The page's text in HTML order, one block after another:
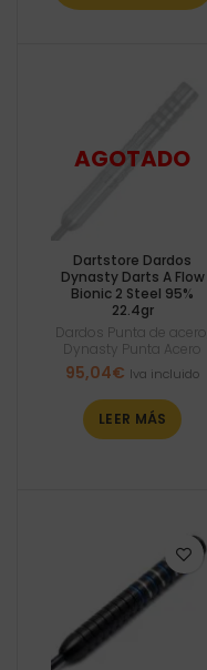
Dartstore Dardos
Dynasty Darts A Flow
Bionic 2 Steel 95%
22.4gr
Dardos Punta de acero
Dynasty Punta Acero
95,04€ Iva incluido
LEER MÁS